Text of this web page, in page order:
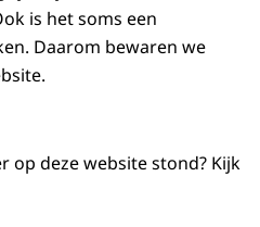
is het soms een
Daarom bewaren we
op deze website stond? Kijk